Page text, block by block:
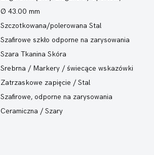
Ø 43.00 mm
Szczotkowana/polerowana Stal
Szafirowe szkło odporne na zarysowania
Szara Tkanina Skóra
Srebrna / Markery / świecące wskazówki
Zatrzaskowe zapięcie / Stal
Szafirowe, odporne na zarysowania
Ceramiczna / Szary